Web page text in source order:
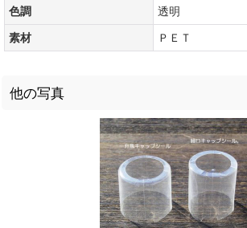
色調
透明
素材
ＰＥＴ
他の写真